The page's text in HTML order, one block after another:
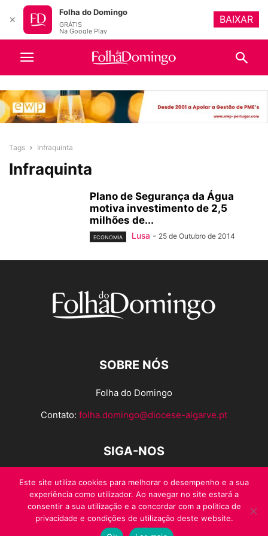
Tags Infraquinta
Infraquinta
Plano de Segurança da Água
motiva investimento de 2,5
milhões de...
ECONOMIA Lusa - 25 de Outubro de 2014
SOBRE NÓS
Folha do Domingo
Contato: folha.domingo@diocese-algarve.pt
SIGA-NOS
Este site utiliza cookies para melhorar o desempenho e a sua
experiência como utilizador. Ao navegar no site estará a
consentir a sua utilização e a concordar com a politica de
privacidade e condições de utilização deste website.
✕
Folha do Domingo
GRÁTIS
Na Google Play
BAIXAR